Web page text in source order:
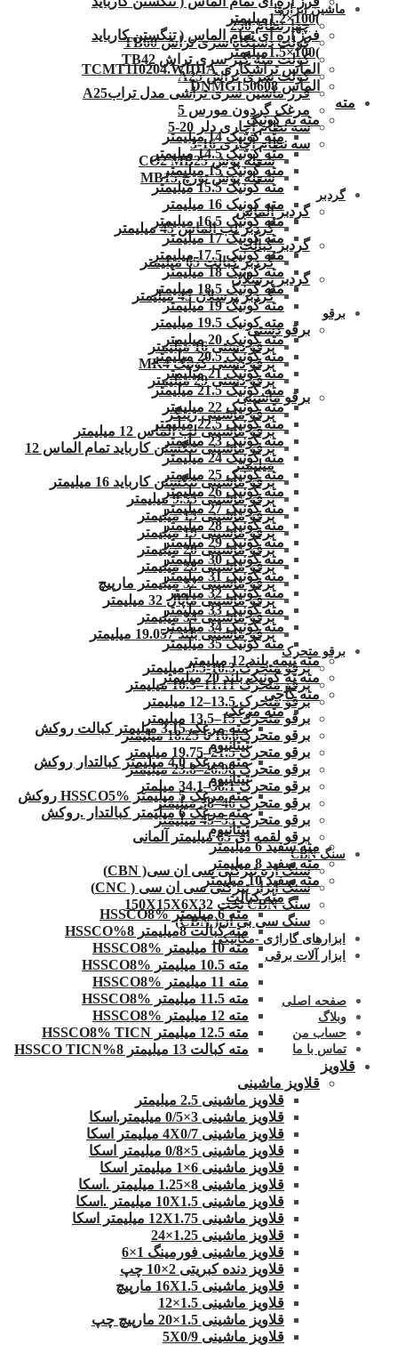
ماشین ابزارها
چهارنظام 250
کولت دستگاه سری تراش TB60
کولت مته گیر سری تراش TB42
کولت سری تراش A25
فرز ماشین سری تراشی مدل ترابA25
مرغک گردون مورس 5
سه نظام آچاری دلر 20-5
سه نظام آچاری 16-3
شعله پوش CO2 MB25
شعله پوش تورچ MB15
گردبر
گردبر الماس
گردبر لب الماس 45 میلیمتر
گردبر کبالت
گردبر کبالت 65 میلیمتر
گردبر پرسلان
گردبر پرسلان 45 میلیمتر
برقو
برقو دستی
برقو دستی 16 میلیمتر
برقو دستی کونیک MK4
برقو دستی 29 میلیمتر
برقو ماشینی
برقو ماشینی زینگر
برقو ماشینی لب الماس 12 میلیمتر
برقو ماشینی تنگستن کارباید تمام الماس 12
میلیمتر
برقو ماشینی تنگستن کارباید 16 میلیمتر
برقو ماشینی 9.55 میلیمتر
برقو ماشینی 15 میلیمتر
برقو ماشینی 19 میلیمتر
برقو ماشینی 20 میلیمتر
برقو ماشینی 28 میلیمتر
برقو ماشینی 32 میلیمتر مارپیچ
برقو ماشینی ماپال 32 میلیمتر
برقو ماشینی 34 میلیمتر
برقو ماشینی بلند 19.057 میلیمتر
برقو متحرک
برقو متحرک 10.3-9.5 میلیمتر
برقو متحرک 11.11–10.3 میلیمتر
برقو متحرک 13.5–12 میلیمتر
برقو متحرک 15–13.5 میلیمتر
برقو متحرک16.6 تا 18.25 میلیمتر
برقو متحرک 21.5–19.75 میلیمتر
برقو متحرک 26.98–23.8 میلیمتر
برقو متحرک 38.1–34.1 میلمتر
برقو متحرک 46–38 میلیمتر
برقو متحرک 55–45 میلیمتر
برقو لقمه ای 65 میلیمتر آلمانی
سنگ CBN
سنگ اره تیزکنی سی ان سی( CBN)
سنگ ابزار تیزکنی سی ان سی ( CNC)
سنگ CBN تخت 150X15X6X32
سنگ سی بی ان( CBN)
ابزارهای گاراژی -مکانیکی
ابزار آلات برقی
صفحه اصلی
وبلاگ
حساب من
تماس با ما
)100×1.2میلیمتر
فرز اره ای تمام الماس ( تنگستن کارباید
)100×1.5میلیمتر
الماس تراشکاری TCMT110204.WIDIA
الماس DNMG150608
مته
مته ته کونیک
مته کونیک 14 میلیمتر
مته کونیک 14.5 میلیمتر
مته کونیک 15 میلیمتر
مته کونیک 15.5 میلیمتر
مته کونیک 16 میلیمتر
مته کونیک 16.5 میلیمتر
مته کونیک 17 میلیمتر
مته کونیک 17.5 میلیمتر
مته کونیک 18 میلیمتر
مته کونیک 18.5 میلیمتر
مته کونیک 19 میلیمتر
مته کونیک 19.5 میلیمتر
مته کونیک 20 میلیمتر
مته کونیک 20.5 میلیمتر
مته کونیک 21 میلیمتر
مته کونیک 21.5 میلیمتر
مته کونیک 22 میلیمتر
مته کونیک 22.5 میلیمتر
مته کونیک 23 میلیمتر
مته کونیک 24 میلیمتر
مته کونیک 25 میلیمتر
مته کونیک 26 میلیمتر
مته کونیک 27 میلیمتر
مته کونیک 28 میلیمتر
مته کونیک 29 میلیمتر
مته کونیک 30 میلیمتر
مته کونیک 31 میلیمتر
مته کونیک 32 میلمتر
مته کونیک 33 میلیمتر
مته کونیک 34 میلیمتر
مته کونیک 35 میلیمتر
مته نیمه بلند 12 میلیمتر
مته ته کونیک بلند 20 میلیمتر
مته کاجی
مته مرغک
مته مرغک 3.15 میلیمتر کبالت روکش
تیتانیوم
مته مرغک 4.0 میلیمتر کبالتدار روکش
تیتانیوم
مته مرغک 5 میلیمتر HSSCO5% روکش
مته مرغک 6 میلیمتر کبالتدار .روکش
تیتانیوم
مته سفید 6 میلیمتر
مته سفید 8 میلیمتر
مته سفید 10 میلیمتر
مته کبالت
مته 6 میلیمتر HSSCO8%
مته کبالت 8میلیمتر 8%HSSCO
مته 10 میلیمتر HSSCO8%
مته 10.5 میلیمتر HSSCO8%
مته 11 میلیمتر HSSCO8%
مته 11.5 میلیمتر HSSCO8%
مته 12 میلیمتر HSSCO8%
مته 12.5 میلیمتر HSSCO8% TICN
مته کبالت 13 میلیمتر 8%HSSCO TICN
قلاویز
قلاویز ماشینی
قلاویز ماشینی 2.5 میلیمتر
قلاویز ماشینی 3×0/5 میلیمتر.اسکا
قلاویز ماشینی 4X0/7 میلیمتر اسکا
قلاویز ماشینی 5×0/8 میلیمتر اسکا
قلاویز ماشینی 6×1 میلیمتر اسکا
قلاویز ماشینی 8×1.25 میلیمتر .اسکا
قلاویز ماشینی 10X1.5 میلیمتر .اسکا
قلاویز ماشینی 12X1.75 میلیمتر اسکا
قلاویز ماشینی 1.25×24
قلاویز ماشینی فورمینگ 1×6
قلاویز دنده کبریتی 2×10 چپ
قلاویز ماشینی 16X1.5 مارپیچ
قلاویز ماشینی 1.5×12
قلاویز ماشینی 1.5×20 مارپیچ چپ
قلاویز ماشینی 5X0/9